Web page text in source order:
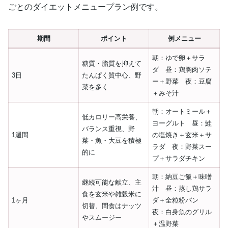
ごとのダイエットメニュープラン例です。
期間 ポイント 例メニュー
3日
糖質・脂質を抑えて
たんぱく質中心、野
菜を多く
朝：ゆで卵＋サラ
ダ 昼：鶏胸肉ソテ
ー＋野菜 夜：豆腐
＋みそ汁
1週間
低カロリー高栄養、
バランス重視、野
菜・魚・大豆を積極
的に
朝：オートミール＋
ヨーグルト 昼：鮭
の塩焼き＋玄米＋サ
ラダ 夜：野菜スー
プ＋サラダチキン
1ヶ月
継続可能な献立、主
食を玄米や雑穀米に
切替、間食はナッツ
やスムージー
朝：納豆ご飯＋味噌
汁 昼：蒸し鶏サラ
ダ＋全粒粉パン
夜：白身魚のグリル
＋温野菜